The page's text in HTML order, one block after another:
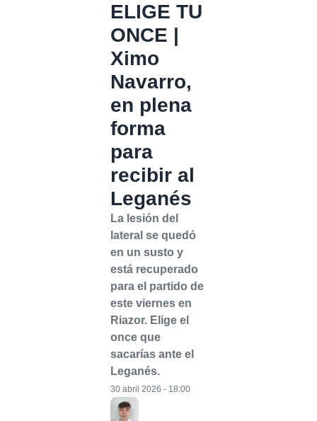
ELIGE TU
ONCE |
Ximo
Navarro,
en plena
forma
para
recibir al
Leganés
La lesión del
lateral se quedó
en un susto y
está recuperado
para el partido de
este viernes en
Riazor. Elige el
once que
sacarías ante el
Leganés.
30 abril 2026 - 18:00